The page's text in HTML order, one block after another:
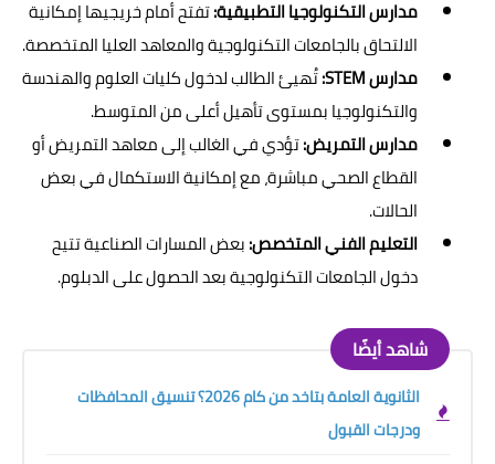
مدارس التكنولوجيا التطبيقية:تفتح أمام خريجيها إمكانية
الالتحاق بالجامعات التكنولوجية والمعاهد العليا المتخصصة.
مدارس STEM:
تُهيئ الطالب لدخول كليات العلوم والهندسة
والتكنولوجيا بمستوى تأهيل أعلى من المتوسط.
مدارس التمريض:تؤدي في الغالب إلى معاهد التمريض أو
القطاع الصحي مباشرة، مع إمكانية الاستكمال في بعض
الحالات.
التعليم الفني المتخصص:بعض المسارات الصناعية تتيح
دخول الجامعات التكنولوجية بعد الحصول على الدبلوم.
شاهد أيضًا
الثانوية العامة بتاخد من كام 2026؟ تنسيق المحافظات
ودرجات القبول